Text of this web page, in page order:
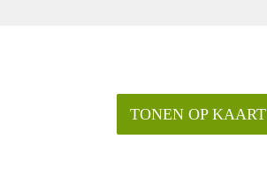
TONEN OP KAART